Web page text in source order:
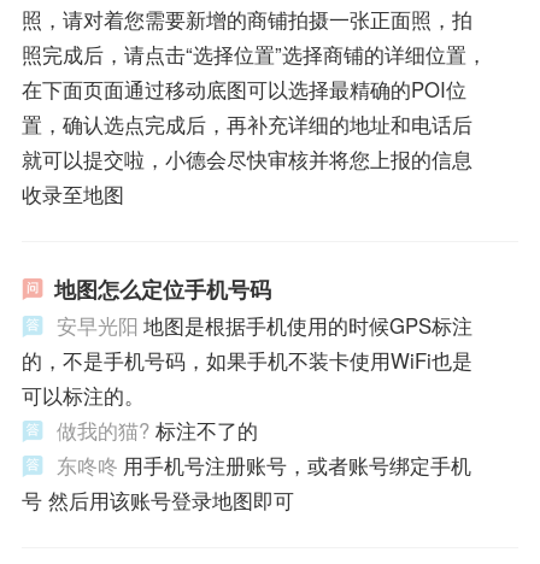
照，请对着您需要新增的商铺拍摄一张正面照，拍
照完成后，请点击“选择位置”选择商铺的详细位置，
在下面页面通过移动底图可以选择最精确的POI位
置，确认选点完成后，再补充详细的地址和电话后
就可以提交啦，小德会尽快审核并将您上报的信息
收录至地图
地图怎么定位手机号码
安早光阳 地图是根据手机使用的时候GPS标注
的，不是手机号码，如果手机不装卡使用WiFi也是
可以标注的。
做我的猫? 标注不了的
东咚咚 用手机号注册账号，或者账号绑定手机
号 然后用该账号登录地图即可